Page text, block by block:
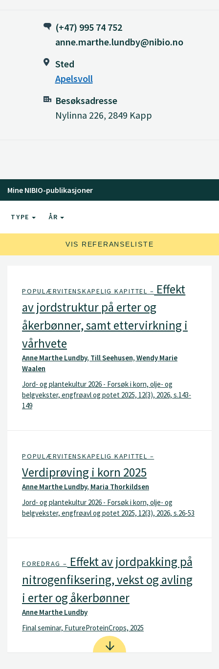
(+47) 995 74 752
anne.marthe.lundby@nibio.no
Sted
Apelsvoll
Besøksadresse
Nylinna 226, 2849 Kapp
Mine NIBIO-publikasjoner
TYPE ÅR
VIS REFERANSELISTE
POPULÆRVITENSKAPELIG KAPITTEL – Effekt
av jordstruktur på erter og
åkerbønner, samt ettervirkning i
vårhvete
Anne Marthe Lundby, Till Seehusen, Wendy Marie
Waalen
Jord- og plantekultur 2026 - Forsøk i korn, olje- og
belgvekster, engfrøavl og potet 2025, 12(3), 2026, s.143-
149
POPULÆRVITENSKAPELIG KAPITTEL –
Verdiprøving i korn 2025
Anne Marthe Lundby, Maria Thorkildsen
Jord- og plantekultur 2026 - Forsøk i korn, olje- og
belgvekster, engfrøavl og potet 2025, 12(3), 2026, s.26-53
FOREDRAG – Effekt av jordpakking på
nitrogenfiksering, vekst og avling
i erter og åkerbønner
Anne Marthe Lundby
Final seminar, FutureProteinCrops, 2025